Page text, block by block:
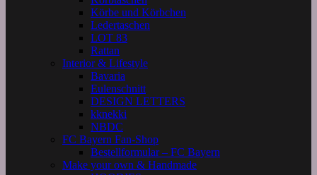
Körbe und Körbchen
Ledertaschen
LOT 83
Rattan
Interior & Lifestyle
Bavaria
Eulenschnitt
DESIGN LETTERS
kknekki
NBDC
FC Bayern Fan-Shop
Bestellformular – FC Bayern
Make your own & Handmade